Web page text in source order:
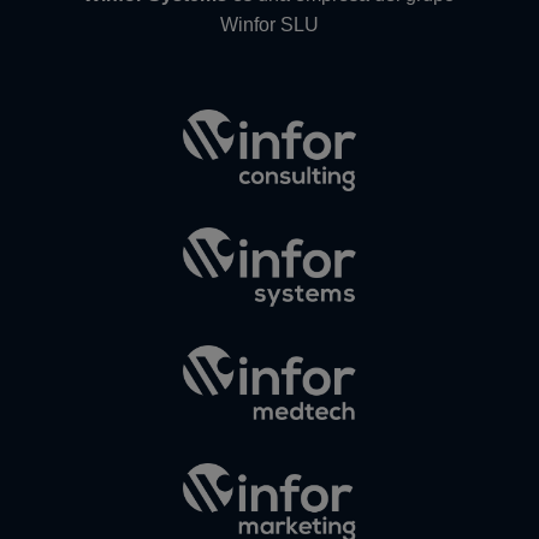
Winfor SLU